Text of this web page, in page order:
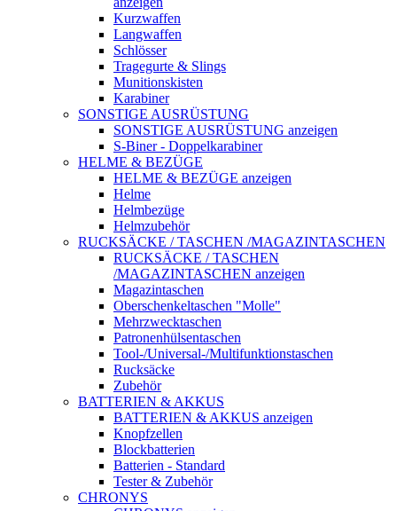
Kurzwaffen
Langwaffen
Schlösser
Tragegurte & Slings
Munitionskisten
Karabiner
SONSTIGE AUSRÜSTUNG
SONSTIGE AUSRÜSTUNG anzeigen
S-Biner - Doppelkarabiner
HELME & BEZÜGE
HELME & BEZÜGE anzeigen
Helme
Helmbezüge
Helmzubehör
RUCKSÄCKE / TASCHEN /MAGAZINTASCHEN
RUCKSÄCKE / TASCHEN
/MAGAZINTASCHEN anzeigen
Magazintaschen
Oberschenkeltaschen "Molle"
Mehrzwecktaschen
Patronenhülsentaschen
Tool-/Universal-/Multifunktionstaschen
Rucksäcke
Zubehör
BATTERIEN & AKKUS
BATTERIEN & AKKUS anzeigen
Knopfzellen
Blockbatterien
Batterien - Standard
Tester & Zubehör
CHRONYS